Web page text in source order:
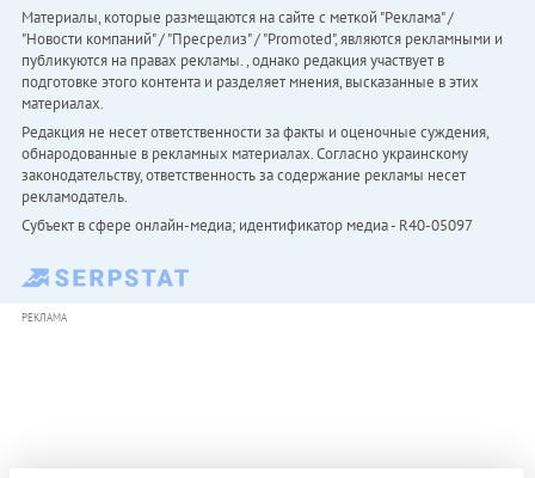
Материалы, которые размещаются на сайте с меткой "Реклама" /
"Новости компаний" / "Пресрелиз" / "Promoted", являются рекламными и
публикуются на правах рекламы. , однако редакция участвует в
подготовке этого контента и разделяет мнения, высказанные в этих
материалах.
Редакция не несет ответственности за факты и оценочные суждения,
обнародованные в рекламных материалах. Согласно украинскому
законодательству, ответственность за содержание рекламы несет
рекламодатель.
Субъект в сфере онлайн-медиа; идентификатор медиа - R40-05097
РЕКЛАМА